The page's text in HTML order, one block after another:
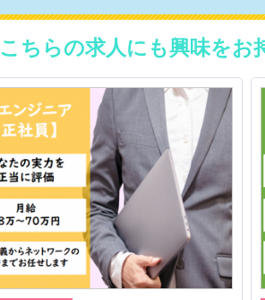
こちらの求人にも興味をお